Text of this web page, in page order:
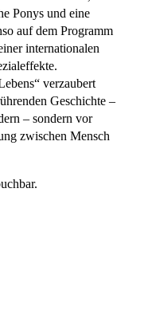
Ponys und eine
auf dem Programm
internationalen
verzaubert
Geschichte –
– sondern vor
zwischen Mensch